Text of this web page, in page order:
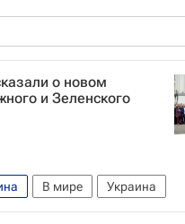
о новом
и Зеленского
В мире
Украина